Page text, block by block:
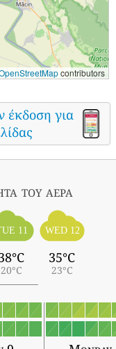
contributors
έκδοση για
του αέρα
11
20°C
WED 12
35°C
23°C